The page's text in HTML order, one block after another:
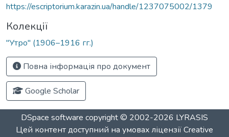
https://escriptorium.karazin.ua/handle/1237075002/1379
Колекції
"Утро" (1906–1916 гг.)
Повна інформація про документ
Google Scholar
DSpace software copyright © 2002-2026 LYRASIS
Цей контент доступний на умовах ліцензіїCreative